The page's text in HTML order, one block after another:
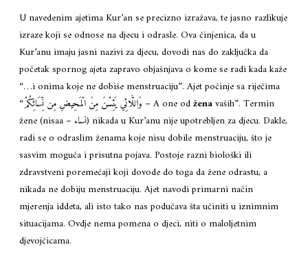
U navedenim ajetima Kur’an se precizno izražava, te jasno razlikuje
izraze koji se odnose na djecu i odrasle. Ova činjenica, da u
Kur’anu imaju jasni nazivi za djecu, dovodi nas do zaključka da
početak spornog ajeta zapravo objašnjava o kome se radi kada kaže
“…i onima koje ne dobiše menstruaciju”. Ajet počinje sa riječima
“وَاللَّائِي يَئِسْنَ مِنَ الْمَحِيضِ مِن نِّسَائِكُمْ – A one odženavaših”. Termin
žene (nisaa – نساء) nikada u Kur’anu nije upotrebljen za djecu. Dakle,
radi se o odraslim ženama koje nisu dobile menstruaciju, što je
sasvim moguća i prisutna pojava. Postoje razni biološki ili
zdravstveni poremećaji koji dovode do toga da žene odrastu, a
nikada ne dobiju menstruaciju. Ajet navodi primarni način
mjerenja iddeta, ali isto tako nas podučava šta učiniti u iznimnim
situacijama. Ovdje nema pomena o djeci, niti o maloljetnim
djevojčicama.